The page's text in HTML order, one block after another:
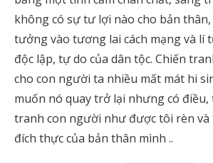
không có sự tư lợi nào cho bản
tưởng vào tương lai cách mạng và lí
độc lập, tự do của dân tộc. Chiến
cho con người ta nhiều mất mát hi
muốn nó quay trở lại nhưng có
tranh con người như được tôi rèn
đích thực của bản thân mình ..